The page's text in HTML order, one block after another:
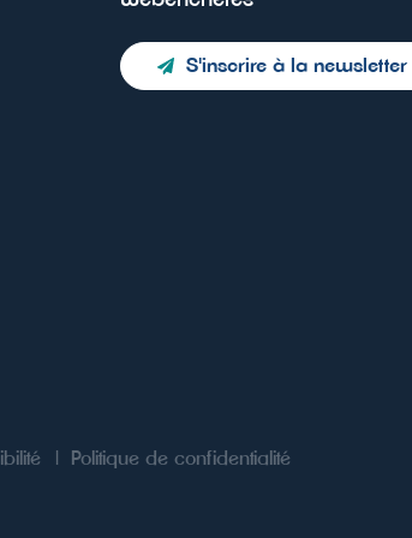
S'inscrire à la newsletter
Politique de confidentialité